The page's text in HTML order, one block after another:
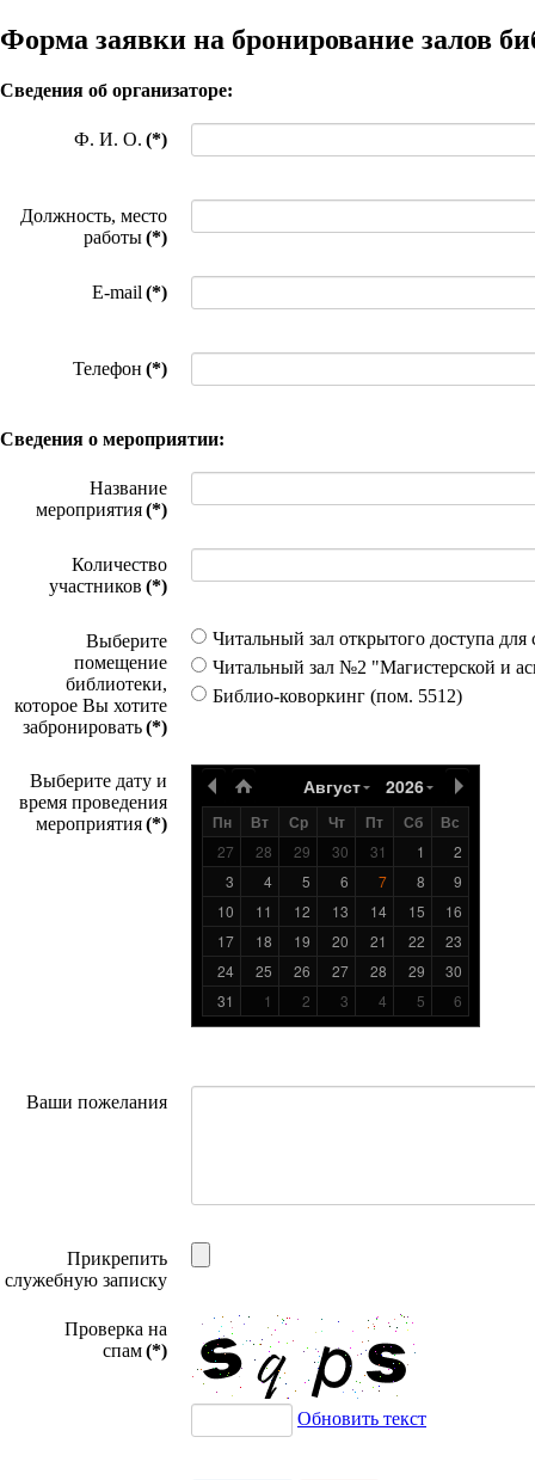
Форма заявки на бронирование залов
Сведения об организаторе:
Ф. И. О. (*)
Должность, место
работы(*)
E-mail (*)
Телефон (*)
Сведения о мероприятии:
Название
мероприятия(*)
Количество
участников (*)
Выберите
помещение
библиотеки,
которое Вы хотите
забронировать(*)
Читальный зал открытого доступа
Читальный зал №2 "Магистерской и
Библио-коворкинг (пом. 5512)
Выберите дату и
время проведения
мероприятия(*)
Август 2026
Пн Вт Ср Чт Пт Сб Вс
27 28 29 30 31 1
2
3
4 5 6 7 8
9
10
11 12 13 14 15
16
17
18 19 20 21 22
23
24
25 26 27 28 29
30
31
1 2 3 4 5 6
Ваши пожелания
Прикрепить
служебную записку
Проверка на
спам(*)
Обновить текст